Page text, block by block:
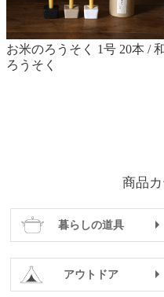
お米のろうそく 1号 20本 /
ろうそく
商品
暮らしの道具
アウトドア